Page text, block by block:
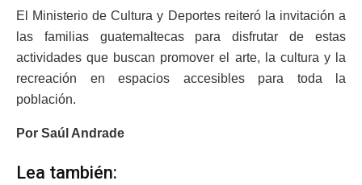
El Ministerio de Cultura y Deportes reiteró la invitación a
las familias guatemaltecas para disfrutar de estas
actividades que buscan promover el arte, la cultura y la
recreación en espacios accesibles para toda la
población.
Por Saúl Andrade
Lea también: